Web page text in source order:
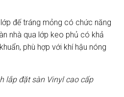
đế tráng mỏng có chức năng
nhà qua lớp keo phủ có khả
phù hợp với khí hậu nóng
lắp đặt sàn Vinyl cao cấp